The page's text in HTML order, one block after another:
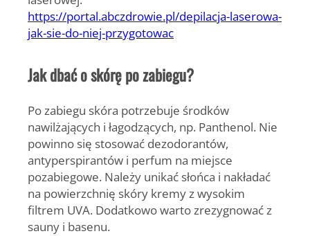
https://portal.abczdrowie.pl/depilacja-laserowa-
jak-sie-do-niej-przygotowac
Jak dbać o skórę po zabiegu?
Po zabiegu skóra potrzebuje środków
nawilżających i łagodzących, np. Panthenol. Nie
powinno się stosować dezodorantów,
antyperspirantów i perfum na miejsce
pozabiegowe. Należy unikać słońca i nakładać
na powierzchnię skóry kremy z wysokim
filtrem UVA. Dodatkowo warto zrezygnować z
sauny i basenu.